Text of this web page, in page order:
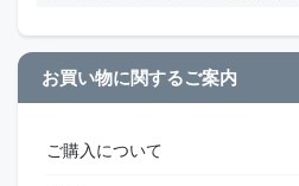
お買い物に関するご案内
ご購入について